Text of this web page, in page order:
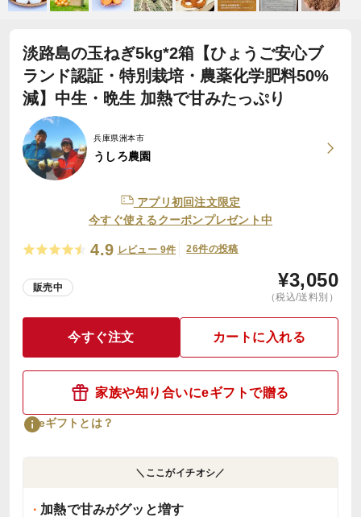
淡路島の玉ねぎ5kg*2箱【ひょうご安心ブ
ランド認証・特別栽培・農薬化学肥料50%
減】中生・晩生 加熱で甘みたっぷり
兵庫県洲本市
うしろ農園
アプリ初回注文限定
今すぐ使えるクーポンプレゼント中
4.9 レビュー 9件 26件の投稿
販売中 ¥3,050
（税込/送料別）
今すぐ注文 カートに入れる
家族や知り合いにeギフトで贈る
eギフトとは？
＼ここがイチオシ／
加熱で甘みがグッと増す